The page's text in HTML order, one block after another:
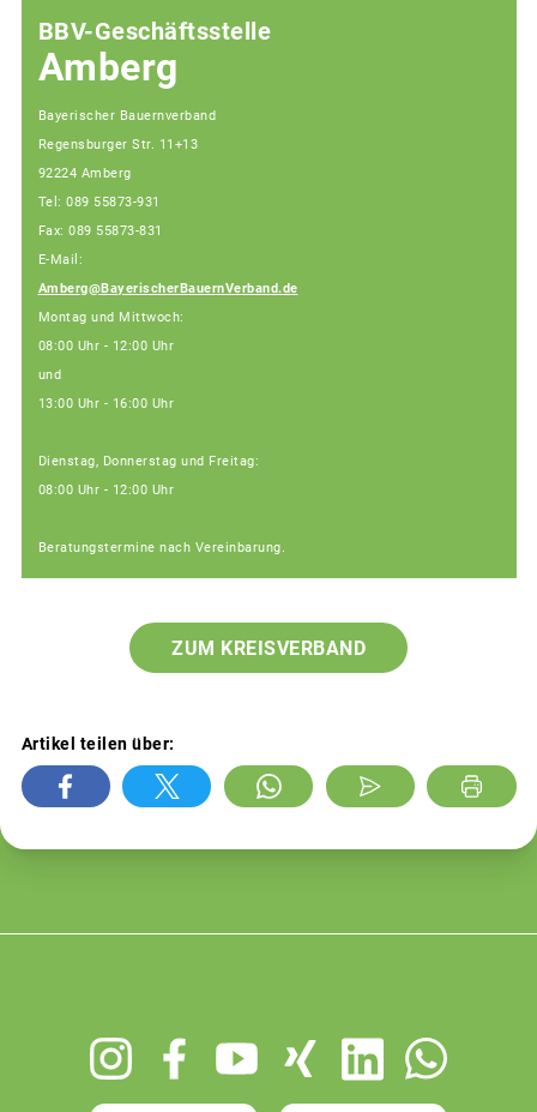
BBV-Geschäftsstelle
Amberg
Bayerischer Bauernverband
Regensburger Str. 11+13
92224 Amberg
Tel: 089 55873-931
Fax: 089 55873-831
E-Mail:
Amberg@BayerischerBauernVerband.de
Montag und Mittwoch:
08:00 Uhr - 12:00 Uhr
und
13:00 Uhr - 16:00 Uhr
Dienstag, Donnerstag und Freitag:
08:00 Uhr - 12:00 Uhr
Beratungstermine nach Vereinbarung.
ZUM KREISVERBAND
Artikel teilen über: